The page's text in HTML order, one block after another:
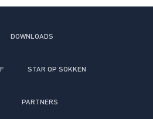
DOWNLOADS
STAR OP SOKKEN
PARTNERS